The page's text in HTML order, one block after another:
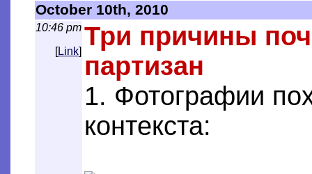
October 10th, 2010
10:46 pm
[Link]
Три причины
партизан
1. Фотографии
контекста: